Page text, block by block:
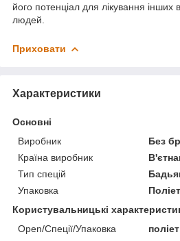
його потенціал для лікування інших
людей.
Приховати
Характеристики
Основні
Виробник
Без
Країна виробник
Тип спецій
Упаковка
Користувальницькі
Open/Спеції/Упаковка